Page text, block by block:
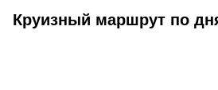
Круизный маршрут по